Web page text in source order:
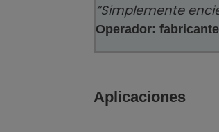
“Simplemente
Operador:
Aplicaciones